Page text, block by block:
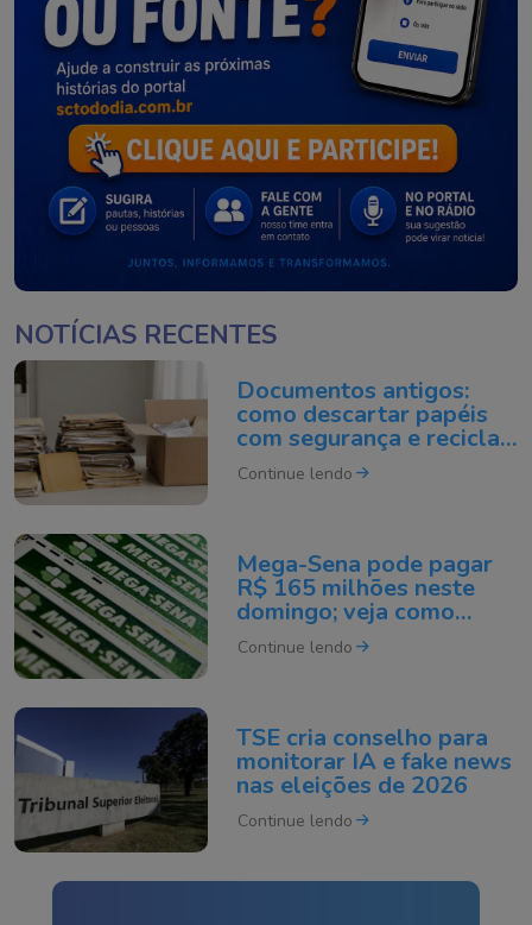
NOTÍCIAS RECENTES
Documentos antigos:
como descartar papéis
com segurança e reciclar
do jeito certo
Continue lendo
Mega-Sena pode pagar
R$ 165 milhões neste
domingo; veja como
apostar
Continue lendo
TSE cria conselho para
monitorar IA e fake news
nas eleições de 2026
Continue lendo